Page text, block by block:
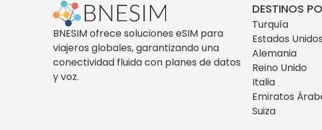
BNESIM ofrece soluciones eSIM para
viajeros globales, garantizando una
conectividad fluida con planes de datos
y voz.
DESTINOS
Turquía
Estados Unidos
Alemania
Reino Unido
Italia
Emiratos
Suiza